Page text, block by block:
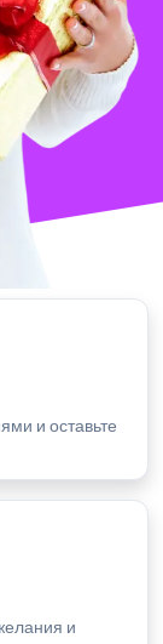
и оставьте
и